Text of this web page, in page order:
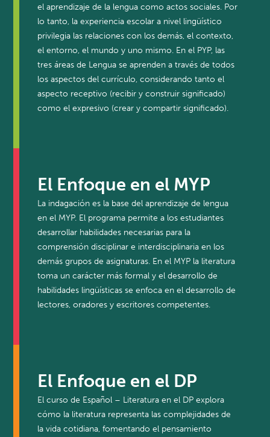
el aprendizaje de la lengua como actos sociales. Por
lo tanto, la experiencia escolar a nivel lingüístico
privilegia las relaciones con los demás, el contexto,
el entorno, el mundo y uno mismo. En el PYP, las
tres áreas de Lengua se aprenden a través de todos
los aspectos del currículo, considerando tanto el
aspecto receptivo (recibir y construir significado)
como el expresivo (crear y compartir significado).
El Enfoque en el MYP
La indagación es la base del aprendizaje de lengua
en el MYP. El programa permite a los estudiantes
desarrollar habilidades necesarias para la
comprensión disciplinar e interdisciplinaria en los
demás grupos de asignaturas. En el MYP la literatura
toma un carácter más formal y el desarrollo de
habilidades lingüísticas se enfoca en el desarrollo de
lectores, oradores y escritores competentes.
El Enfoque en el DP
El curso de Español – Literatura en el DP explora
cómo la literatura representa las complejidades de
la vida cotidiana, fomentando el pensamiento